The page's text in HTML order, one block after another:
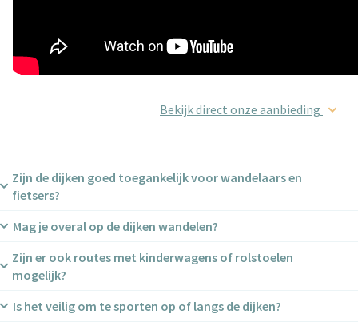
Bekijk direct onze aanbieding
Zijn de dijken goed toegankelijk voor wandelaars en
fietsers?
Ja, veel dijken hebben geasfalteerde of verharde paden
geschikt voor wandelen en fietsen.
Mag je overal op de dijken wandelen?
Niet overal, sommige stukken zijn privé of natuurgebied.
Volg daarom altijd de aangegeven routes.
Zijn er ook routes met kinderwagens of rolstoelen
mogelijk?
Ja, met name langs de Westfriese Omringdijk en de
Is het veilig om te sporten op of langs de dijken?